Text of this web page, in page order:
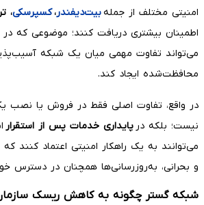
امنیتی مختلف از جملهبیت‌دیفندر،کسپرسکی،
اطمینان بیشتری دریافت کنند؛ موضوعی که در
می‌تواند تفاوت مهمی میان یک شبکه
محافظت‌شده ایجاد کند.
در واقع، تفاوت اصلی فقط در فروش یا نصب
نیست؛ بلکه در پایداری خدمات پس از استقرار
می‌توانند به یک راهکار امنیتی اعتماد کنند
و بحرانی، به‌روزرسانی‌ها همچنان در دسترس
شبکه گستر چگونه به کاهش ریسک